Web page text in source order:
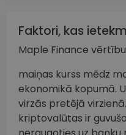
Faktori, kas
Maple Finance
maiņas kurss mēdz
ekonomikā kopumā.
virzās pretējā
kriptovalūtas ir